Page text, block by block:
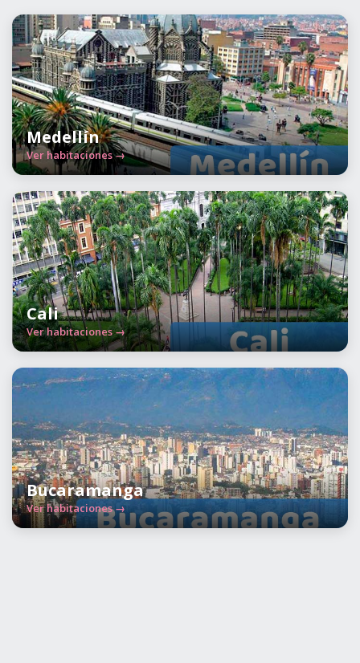
Medellín
Ver habitaciones →
Cali
Ver habitaciones →
Bucaramanga
Ver habitaciones →